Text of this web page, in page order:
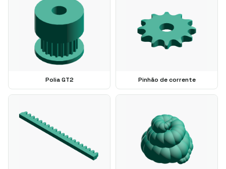
Polia GT2 Pinhão de corrente